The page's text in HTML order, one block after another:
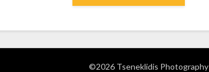
©2026 Tseneklidis Photography